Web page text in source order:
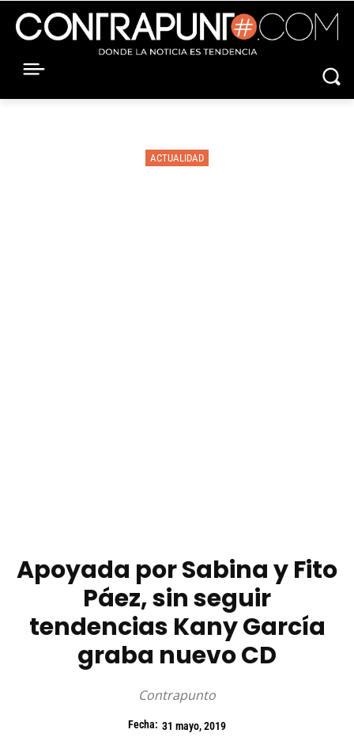
ACTUALIDAD
Apoyada por Sabina y Fito
Páez, sin seguir
tendencias Kany García
graba nuevo CD
Contrapunto
Fecha: 31 mayo, 2019